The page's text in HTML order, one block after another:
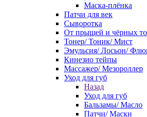
Маска-плёнка
Патчи для век
Сыворотка
От прыщей и чёрных
Тонер/ Тоник/ Мист
Эмульсия/ Лосьон/
Кинезио тейпы
Массажер/ Мезороллер
Уход для губ
Назад
Уход для губ
Бальзамы/ Масло
Патчи/ Маски